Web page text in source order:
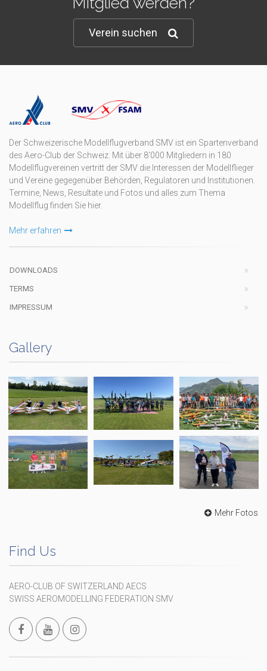
Verein suchen
Der Schweizerische Modellflugverband SMV ist ein Spartenverband
des Aero-Club der Schweiz. Mit über 8'000 Mitgliedern in 180
Modellflugvereinen vertritt der SMV die Interessen der Modellflieger
und Vereine gegegenüber Behörden, Regulatoren und Institutionen.
Termine, News, Resultate und Fotos und alles zum Thema
Modellflug finden Sie hier.
Mehr erfahren
DOWNLOADS
TERMS
IMPRESSUM
Gallery
Mehr Fotos
Find Us
AERO-CLUB OF SWITZERLAND AECS
SWISS AEROMODELLING FEDERATION SMV